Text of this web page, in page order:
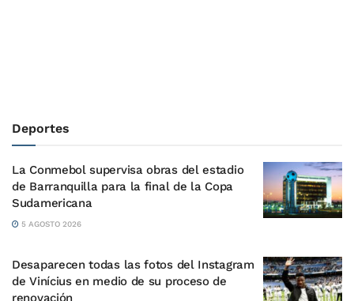
Deportes
La Conmebol supervisa obras del estadio
de Barranquilla para la final de la Copa
Sudamericana
5 AGOSTO 2026
Desaparecen todas las fotos del Instagram
de Vinícius en medio de su proceso de
renovación